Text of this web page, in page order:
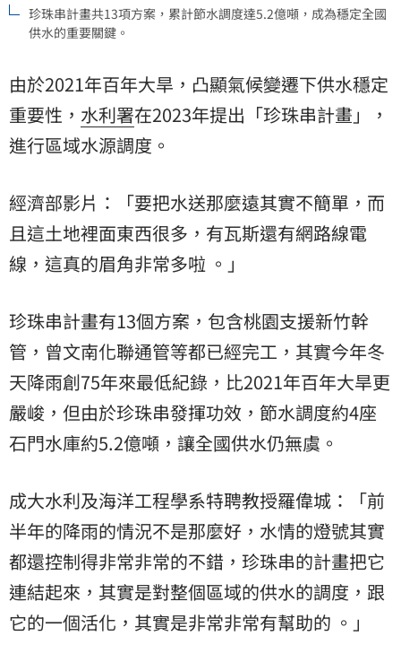
珍珠串計畫共13項方案，累計節水調度達5.2億噸，成為穩定全國
供水的重要關鍵。
由於2021年百年大旱，凸顯氣候變遷下供水穩定
重要性， 水利署在2023年提出「珍珠串計畫」，
進行區域水源調度。
經濟部影片：「要把水送那麼遠其實不簡單，而
且這土地裡面東西很多，有瓦斯還有網路線電
線，這真的眉角非常多啦 。」
珍珠串計畫有13個方案，包含桃園支援新竹幹
管，曾文南化聯通管等都已經完工，其實今年冬
天降雨創75年來最低紀錄，比2021年百年大旱更
嚴峻，但由於珍珠串發揮功效，節水調度約4座
石門水庫約5.2億噸，讓全國供水仍無虞。
成大水利及海洋工程學系特聘教授羅偉城：「前
半年的降雨的情況不是那麼好，水情的燈號其實
都還控制得非常非常的不錯，珍珠串的計畫把它
連結起來，其實是對整個區域的供水的調度，跟
它的一個活化，其實是非常非常有幫助的 。」